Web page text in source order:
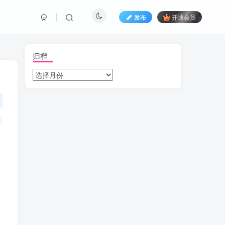
发布 开通会员
归档